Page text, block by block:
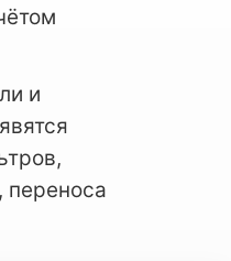
и
переноса